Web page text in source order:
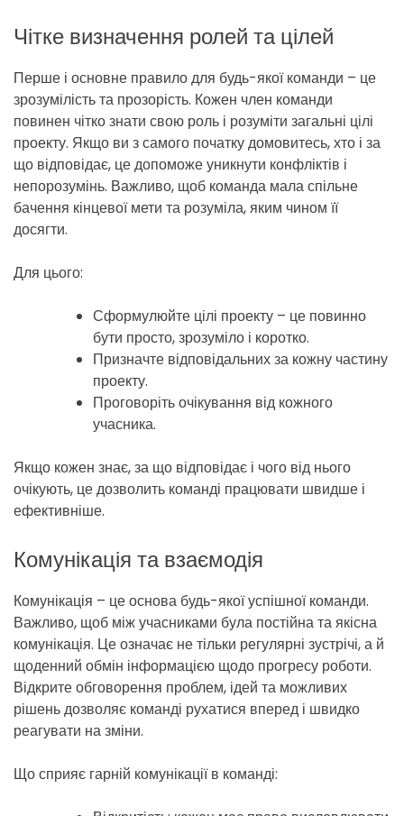
Чітке визначення ролей та цілей
Перше і основне правило для будь-якої команди – це
зрозумілість та прозорість. Кожен член команди
повинен чітко знати свою роль і розуміти загальні цілі
проекту. Якщо ви з самого початку домовитесь, хто і за
що відповідає, це допоможе уникнути конфліктів і
непорозумінь. Важливо, щоб команда мала спільне
бачення кінцевої мети та розуміла, яким чином її
досягти.
Для цього:
Сформулюйте цілі проекту – це повинно
бути просто, зрозуміло і коротко.
Призначте відповідальних за кожну частину
проекту.
Проговоріть очікування від кожного
учасника.
Якщо кожен знає, за що відповідає і чого від нього
очікують, це дозволить команді працювати швидше і
ефективніше.
Комунікація та взаємодія
Комунікація – це основа будь-якої успішної команди.
Важливо, щоб між учасниками була постійна та якісна
комунікація. Це означає не тільки регулярні зустрічі, а й
щоденний обмін інформацією щодо прогресу роботи.
Відкрите обговорення проблем, ідей та можливих
рішень дозволяє команді рухатися вперед і швидко
реагувати на зміни.
Що сприяє гарній комунікації в команді: